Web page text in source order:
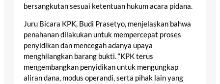
bersangkutan sesuai ketentuan hukum acara pidana.
Juru Bicara KPK, Budi Prasetyo, menjelaskan bahwa
penahanan dilakukan untuk mempercepat proses
penyidikan dan mencegah adanya upaya
menghilangkan barang bukti. “KPK terus
mengembangkan penyidikan untuk mengungkap
aliran dana, modus operandi, serta pihak lain yang